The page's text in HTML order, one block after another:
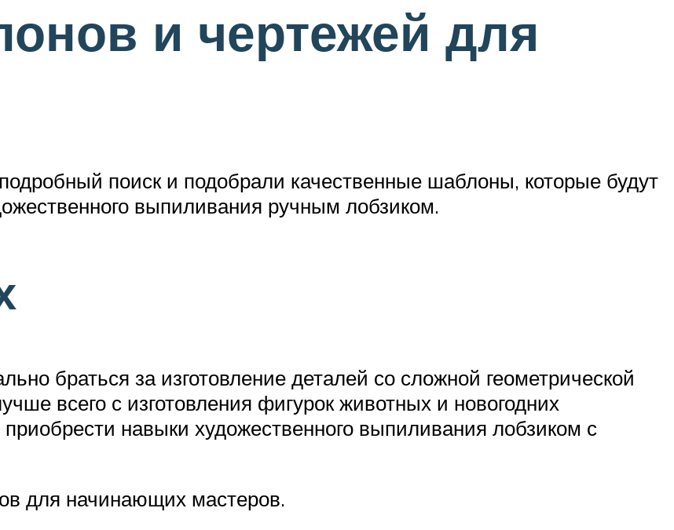
и чертежей для
поиск и подобрали качественные шаблоны, которые будут
выпиливания ручным лобзиком.
браться за изготовление деталей со сложной геометрической
всего с изготовления фигурок животных и новогодних
навыки художественного выпиливания лобзиком с
для начинающих мастеров.